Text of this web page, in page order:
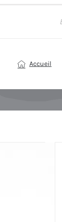
de
Accueil